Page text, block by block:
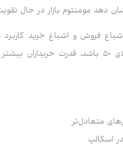
دهد مومنتوم بازار در حال
متعادل‌تر
اسکالپ